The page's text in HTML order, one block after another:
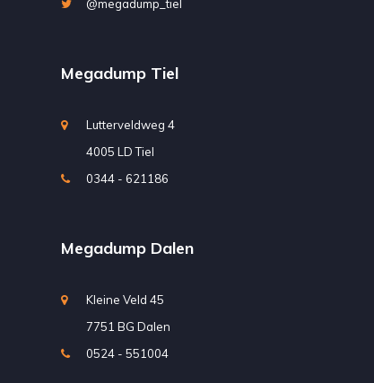
@megadump_tiel
Megadump Tiel
Lutterveldweg 4
4005 LD Tiel
0344 - 621186
Megadump Dalen
Kleine Veld 45
7751 BG Dalen
0524 - 551004